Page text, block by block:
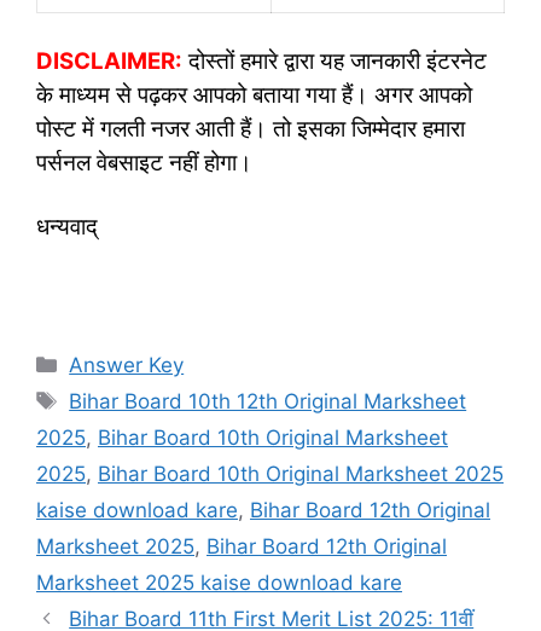
DISCLAIMER: दोस्तों हमारे द्वारा यह जानकारी इंटरनेट
के माध्यम से पढ़कर आपको बताया गया हैं। अगर आपको
पोस्ट में गलती नजर आती हैं। तो इसका जिम्मेदार हमारा
पर्सनल वेबसाइट नहीं होगा।
धन्यवाद्
Categories
Answer Key
Tags
Bihar Board 10th 12th Original Marksheet
2025, Bihar Board 10th Original Marksheet
2025, Bihar Board 10th Original Marksheet 2025
kaise download kare, Bihar Board 12th Original
Marksheet 2025, Bihar Board 12th Original
Marksheet 2025 kaise download kare
Bihar Board 11th First Merit List 2025: 11वीं